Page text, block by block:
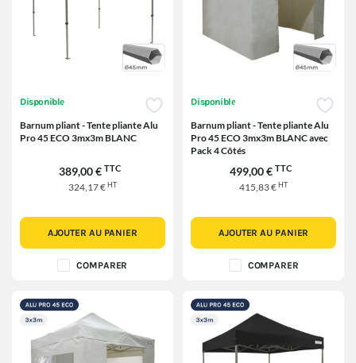
Disponible
Barnum pliant - Tente pliante Alu
Pro 45 ECO 3mx3m BLANC
389,00 € TTC
324,17 €HT
AJOUTER AU PANIER
COMPARER
Disponible
Barnum pliant - Tente pliante Alu
Pro 45 ECO 3mx3m BLANC avec
Pack 4 Côtés
499,00 € TTC
415,83 €HT
AJOUTER AU PANIER
COMPARER